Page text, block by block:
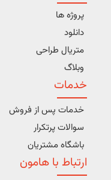
پروژه ها
دانلود
متریال طراحی
وبلاگ
خدمات
خدمات پس از فروش
سوالات پرتکرار
باشگاه مشتریان
ارتباط با هامون